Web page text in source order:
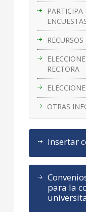
PARTICIPA
RECTORA
OTRAS
Insertar
para la